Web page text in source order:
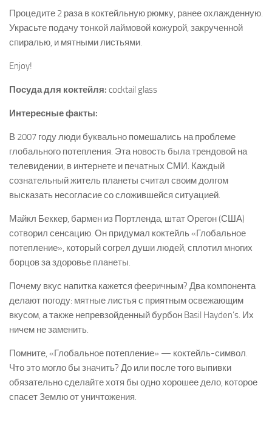
Процедите 2 раза в коктейльную рюмку, ранее охлажденную.
Украсьте подачу тонкой лаймовой кожурой, закрученной
спиралью, и мятными листьями.
Enjoy!
Посуда для коктейля: cocktail glass
Интересные факты:
В 2007 году люди буквально помешались на проблеме
глобального потепления. Эта новость была трендовой на
телевидении, в интернете и печатных СМИ. Каждый
сознательный житель планеты считал своим долгом
высказать несогласие со сложившейся ситуацией.
Майкл Беккер, бармен из Портленда, штат Орегон (США)
сотворил сенсацию. Он придумал коктейль «Глобальное
потепление», который согрел души людей, сплотил многих
борцов за здоровье планеты.
Почему вкус напитка кажется фееричным? Два компонента
делают погоду: мятные листья с приятным освежающим
вкусом, а также непревзойденный бурбон Basil Hayden’s. Их
ничем не заменить.
Помните, «Глобальное потепление» — коктейль-символ.
Что это могло бы значить? До или после того выпивки
обязательно сделайте хотя бы одно хорошее дело, которое
спасет Землю от уничтожения.